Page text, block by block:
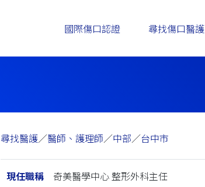
國際傷口認證 尋找傷口醫護
尋找醫護／醫師、護理師／中部／台中市
現任職稱
奇美醫學中心 整形外科主任